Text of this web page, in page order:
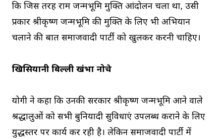
कि जिस तरह राम जन्मभूमि मुक्ति आंदोलन चला था, उसी
प्रकार श्रीकृष्ण जन्मभूमि की मुक्ति के लिए भी अभियान
चलाने की बात समाजवादी पार्टी को खुलकर करनी चाहिए।
खिसियानी बिल्ली खंभा नोचे
योगी ने कहा कि उनकी सरकार श्रीकृष्ण जन्मभूमि आने वाले
श्रद्धालुओं को सभी बुनियादी सुविधाएं उपलब्ध कराने के लिए
युद्धस्तर पर कार्य कर रही है। लेकिन समाजवादी पार्टी में